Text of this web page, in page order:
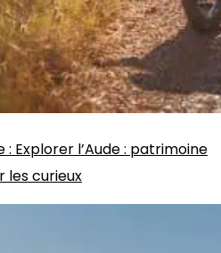
: Explorer l’Aude : patrimoine
les curieux